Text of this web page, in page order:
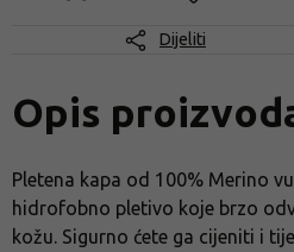
Dijeliti
Opis
Pletena kapa od 100% Merino
hidrofobno pletivo koje brzo
kožu. Sigurno ćete ga cijeniti i